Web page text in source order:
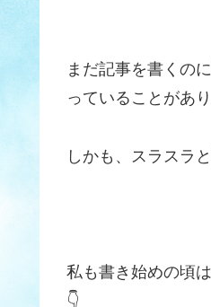
まだ記事を書くの
っていることがあ
しかも、スラスラ
私も書き始めの頃
👇